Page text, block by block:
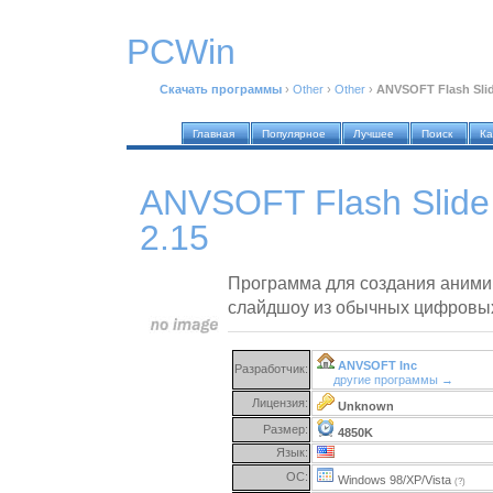
PCWin
Скачать программы › Other › Other › ANVSOFT Flash
Главная Популярное Лучшее Поиск
ANVSOFT Flash
2.15
Программа для создания
слайдшоу из обычных
Разработчик:
ANVSOFT Inc
другие программы →
Лицензия:
Unknown
Размер:
4850K
Язык:
ОС:
Windows 98/XP/Vista (?)